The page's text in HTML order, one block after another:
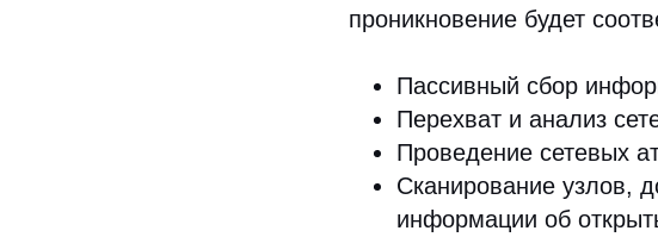
проникновение будет
Пассивный сбор
Перехват и анализ
Проведение сетевых
Сканирование узлов,
информации об